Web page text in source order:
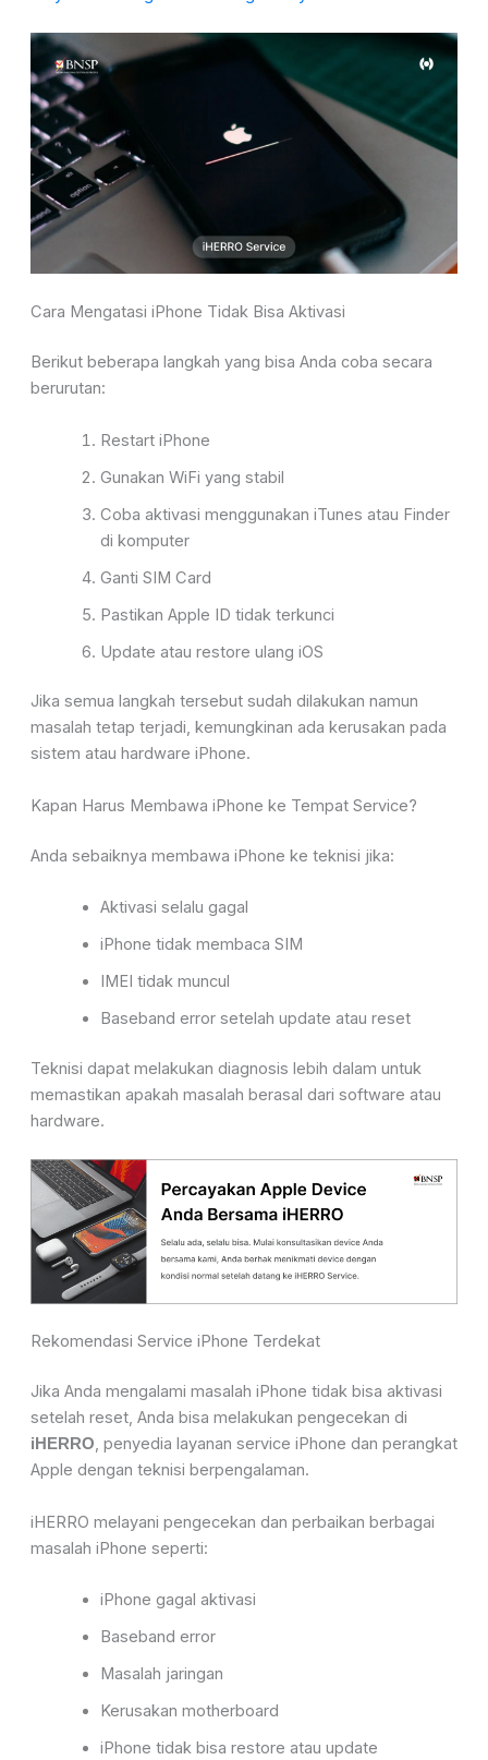
Cara Mengatasi iPhone Tidak Bisa Aktivasi
Berikut beberapa langkah yang bisa Anda coba secara
berurutan:
Restart iPhone
Gunakan WiFi yang stabil
Coba aktivasi menggunakan iTunes atau Finder
di komputer
Ganti SIM Card
Pastikan Apple ID tidak terkunci
Update atau restore ulang iOS
Jika semua langkah tersebut sudah dilakukan namun
masalah tetap terjadi, kemungkinan ada kerusakan pada
sistem atau hardware iPhone.
Kapan Harus Membawa iPhone ke Tempat Service?
Anda sebaiknya membawa iPhone ke teknisi jika:
Aktivasi selalu gagal
iPhone tidak membaca SIM
IMEI tidak muncul
Baseband error setelah update atau reset
Teknisi dapat melakukan diagnosis lebih dalam untuk
memastikan apakah masalah berasal dari software atau
hardware.
Rekomendasi Service iPhone Terdekat
Jika Anda mengalami masalah iPhone tidak bisa aktivasi
setelah reset, Anda bisa melakukan pengecekan di
iHERRO, penyedia layanan service iPhone dan perangkat
Apple dengan teknisi berpengalaman.
iHERRO melayani pengecekan dan perbaikan berbagai
masalah iPhone seperti:
iPhone gagal aktivasi
Baseband error
Masalah jaringan
Kerusakan motherboard
iPhone tidak bisa restore atau update